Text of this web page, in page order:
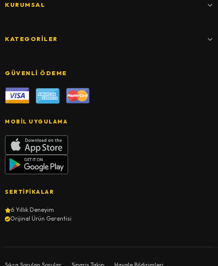
KURUMSAL
KATEGORILER
GÜVENLI ÖDEME
MOBIL UYGULAMA
SERTIFIKALAR
6 Yıllık Deneyim
Orijinal Ürün Garantisi